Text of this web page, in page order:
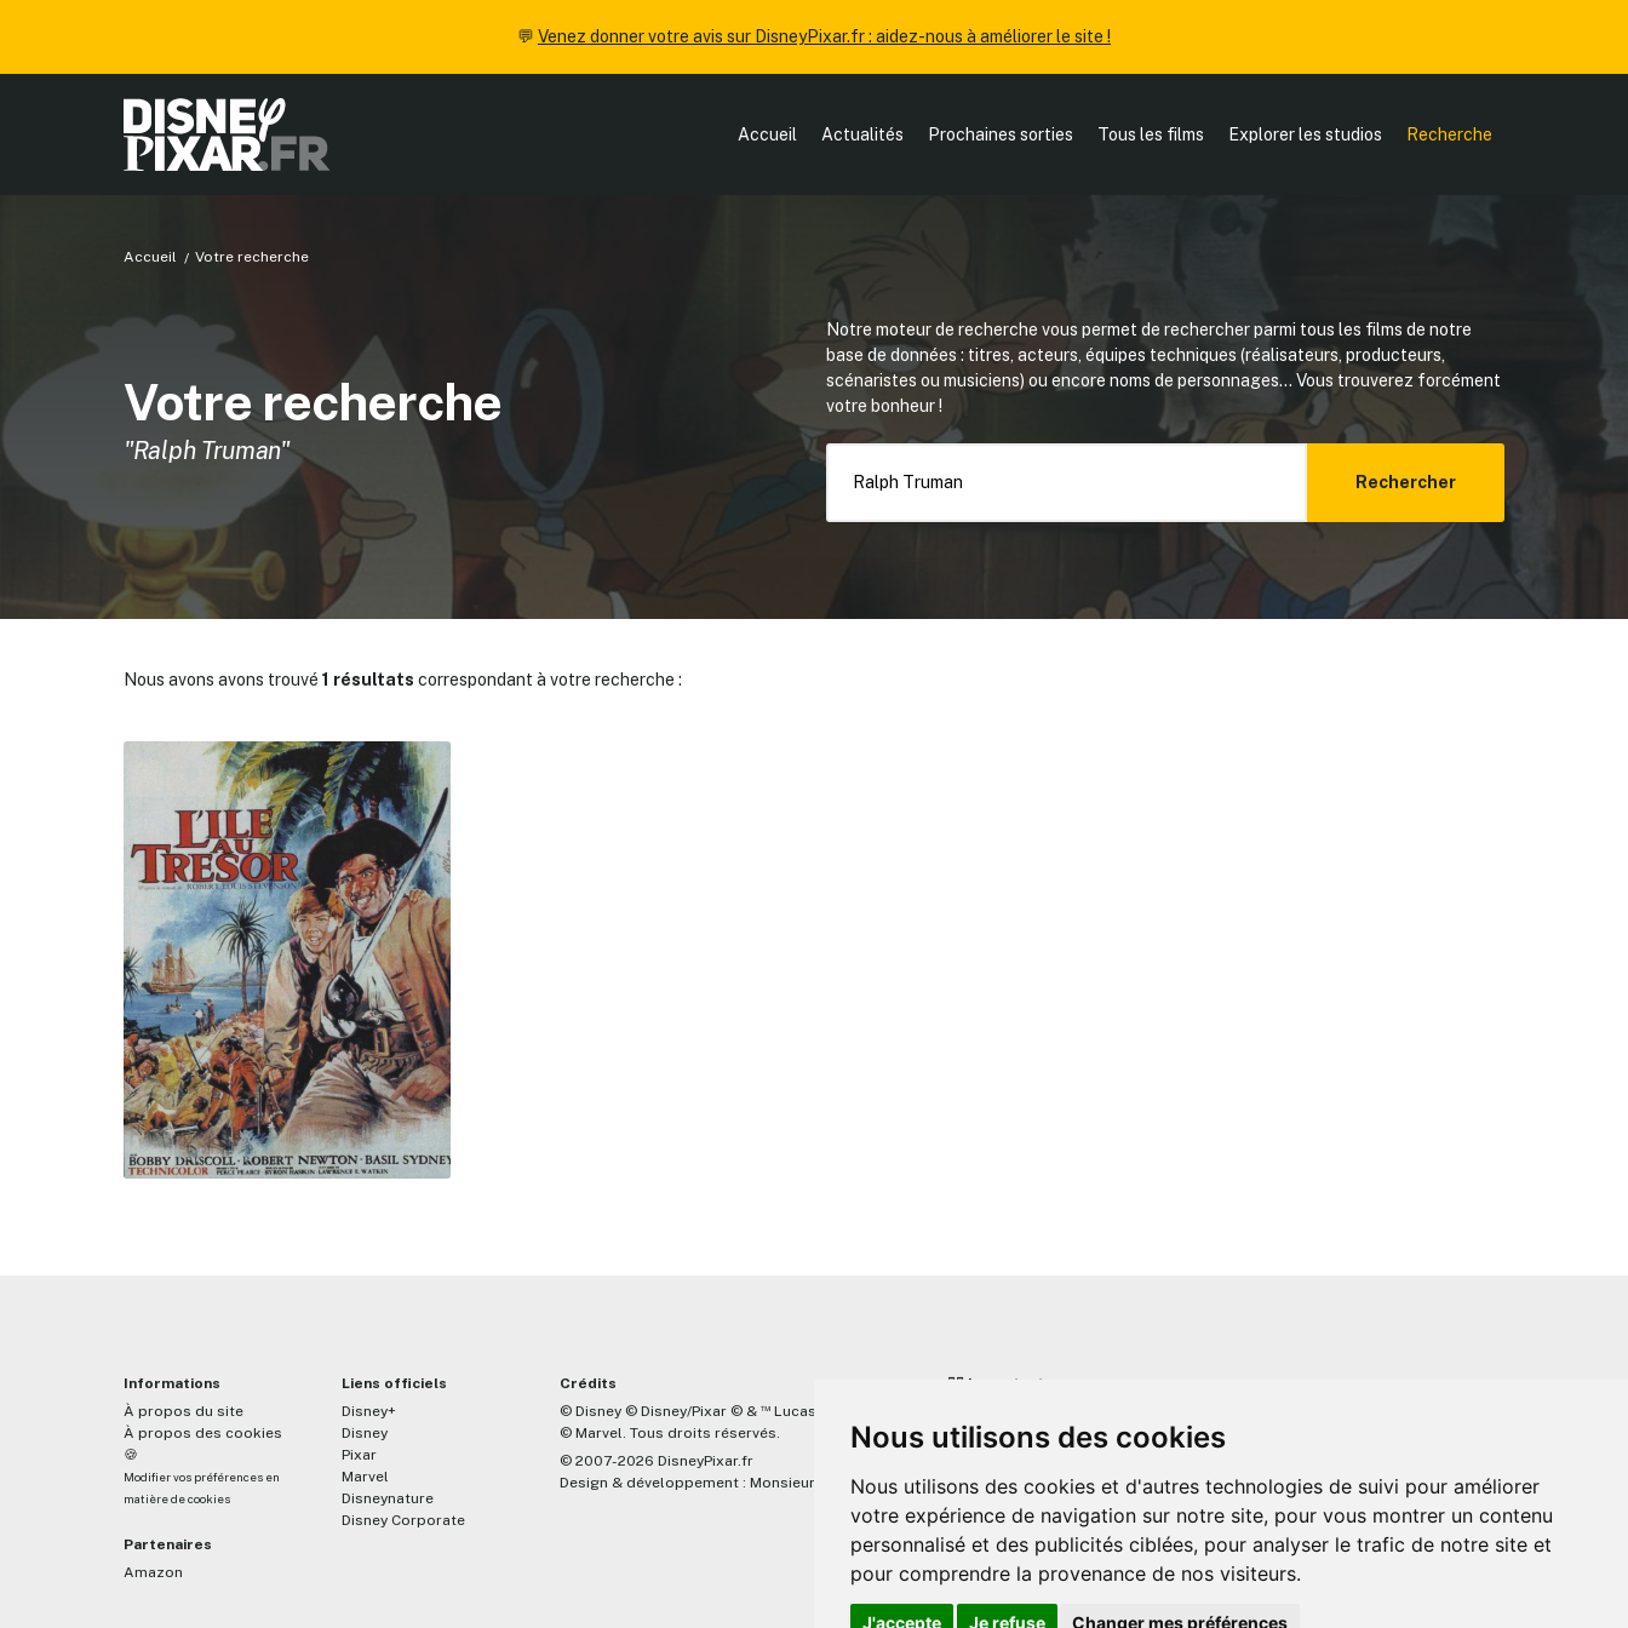
Nous utilisons des cookies
Nous utilisons des cookies et d'autres technologies de suivi pour améliorer
votre expérience de navigation sur notre site, pour vous montrer un contenu
personnalisé et des publicités ciblées, pour analyser le trafic de notre site et
pour comprendre la provenance de nos visiteurs.
J'accepte Je refuse Changer mes préférences
💬 Venez donner votre avis sur DisneyPixar.fr : aidez-nous à améliorer le site !
Accueil Actualités Prochaines sorties Tous les films Explorer les studios Recherche
Accueil Votre recherche
Votre recherche
"Ralph Truman"
Notre moteur de recherche vous permet de rechercher parmi tous les films de notre
base de données : titres, acteurs, équipes techniques (réalisateurs, producteurs,
scénaristes ou musiciens) ou encore noms de personnages... Vous trouverez forcément
votre bonheur !
Rechercher
Nous avons avons trouvé 1 résultats correspondant à votre recherche :
Informations
À propos du site
À propos des cookies
🍪
Modifier vos préférences en
matière de cookies
Partenaires
Amazon
Liens officiels
Disney+
Disney
Pixar
Marvel
Disneynature
Disney Corporate
Crédits
© Disney © Disney/Pixar © & ™ Lucasfilm LTD
© Marvel. Tous droits réservés.
© 2007-2026 DisneyPixar.fr
Design & développement : MonsieurPaul
☝🏼 Important
lié de quelque manière que ce soit avec The Walt Disney
associés. Toute demande adressée aux studios Disney ou
Pixar sera ignorée. Merci de votre compréhension.
✕